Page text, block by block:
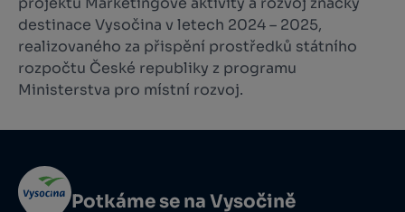
destinace Vysočina v letech 2024 – 2025,
realizovaného za přispění prostředků státního
rozpočtu České republiky z programu
Ministerstva pro místní rozvoj.
Potkáme se na Vysočině